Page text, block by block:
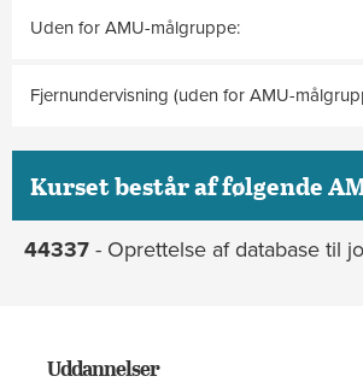
Uden for AMU-målgruppe:
Fjernundervisning (uden for AMU-
Kurset består af følgende
44337 - Oprettelse af database til
Uddannelser